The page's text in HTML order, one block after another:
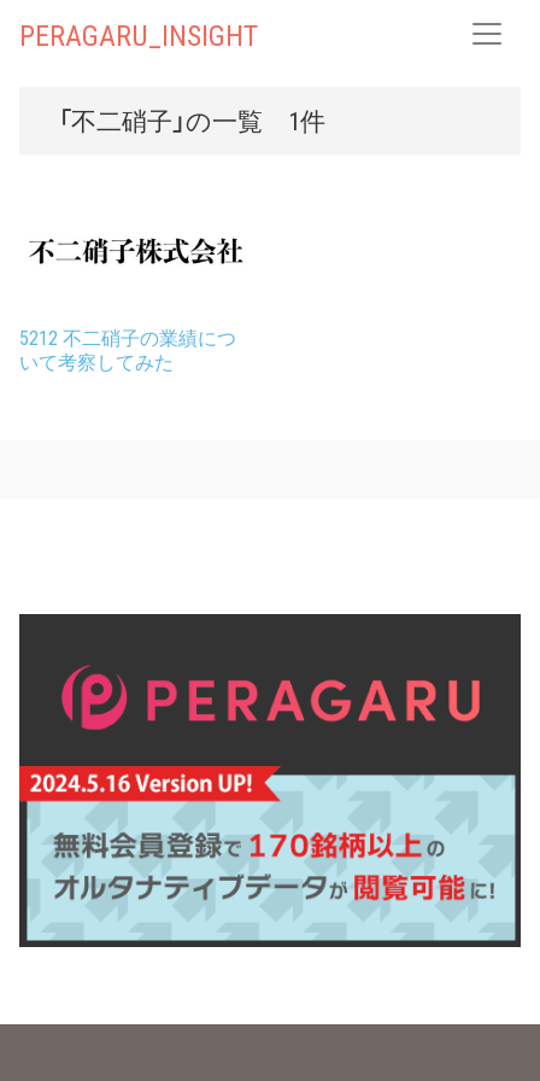
PERAGARU_INSIGHT
「不二硝子」の一覧 1件
5212 不二硝子の業績につ
いて考察してみた